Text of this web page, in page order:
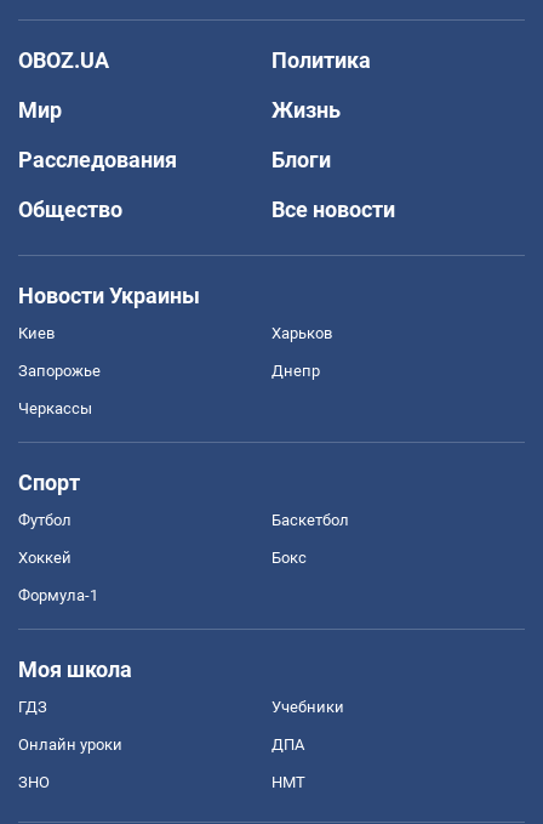
OBOZ.UA
Политика
Мир
Жизнь
Расследования
Блоги
Общество
Все новости
Новости Украины
Киев Харьков
Запорожье Днепр
Черкассы
Спорт
Футбол Баскетбол
Хоккей Бокс
Формула-1
Моя школа
ГДЗ Учебники
Онлайн уроки ДПА
ЗНО НМТ